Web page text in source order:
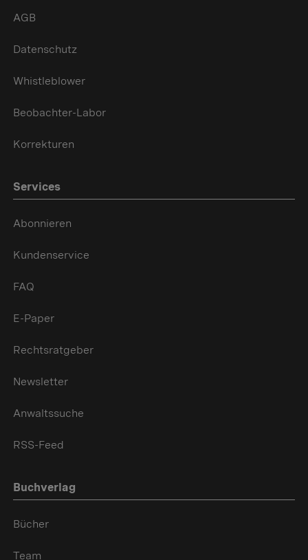
AGB
Datenschutz
Whistleblower
Beobachter-Labor
Korrekturen
Services
Abonnieren
Kundenservice
FAQ
E-Paper
Rechtsratgeber
Newsletter
Anwaltssuche
RSS-Feed
Buchverlag
Bücher
Team